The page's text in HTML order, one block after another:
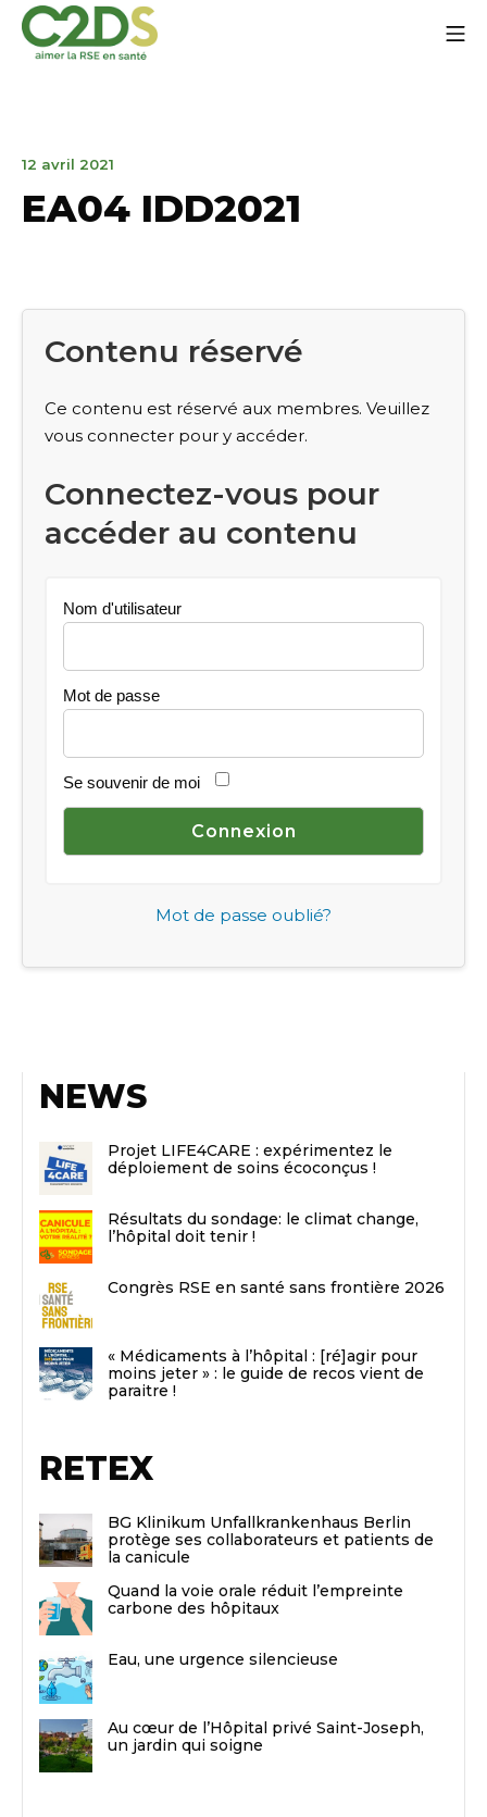
Aller
contenu
12 avril 2021
2021
EA04 IDD2021
Contenu réservé
Ce contenu est réservé aux membres. Veuillez
vous connecter pour y accéder.
Connectez-vous pour
accéder au contenu
Nom d'utilisateur
Mot de passe
Se souvenir de moi
Mot de passe oublié?
NEWS
Projet LIFE4CARE : expérimentez le
déploiement de soins écoconçus !
Résultats du sondage: le climat change,
l’hôpital doit tenir !
Congrès RSE en santé sans frontière 2026
« Médicaments à l’hôpital : [ré]agir pour
moins jeter » : le guide de recos vient de
paraitre !
RETEX
BG Klinikum Unfallkrankenhaus Berlin
protège ses collaborateurs et patients de
la canicule
Quand la voie orale réduit l’empreinte
carbone des hôpitaux
Eau, une urgence silencieuse
Au cœur de l’Hôpital privé Saint-Joseph,
un jardin qui soigne